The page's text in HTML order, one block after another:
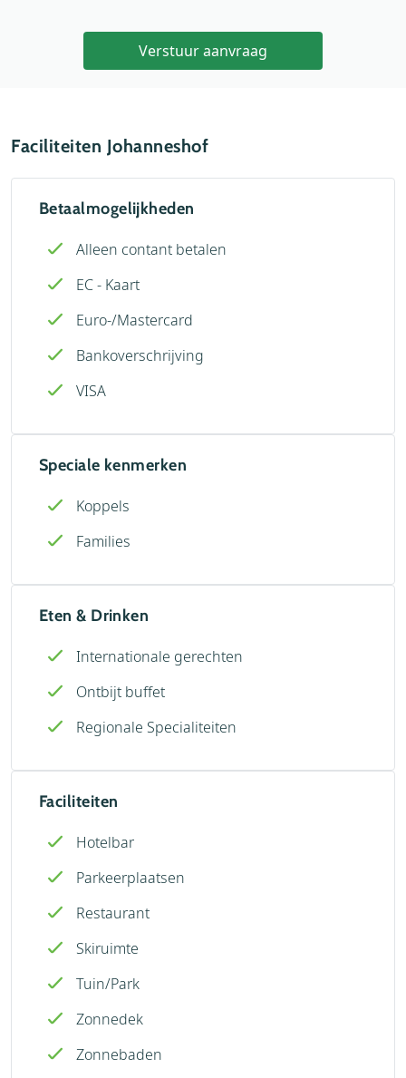
Verstuur aanvraag
Faciliteiten Johanneshof
Betaalmogelijkheden
Alleen contant betalen
EC - Kaart
Euro-/Mastercard
Bankoverschrijving
VISA
Speciale kenmerken
Koppels
Families
Eten & Drinken
Internationale gerechten
Ontbijt buffet
Regionale Specialiteiten
Faciliteiten
Hotelbar
Parkeerplaatsen
Restaurant
Skiruimte
Tuin/Park
Zonnedek
Zonnebaden